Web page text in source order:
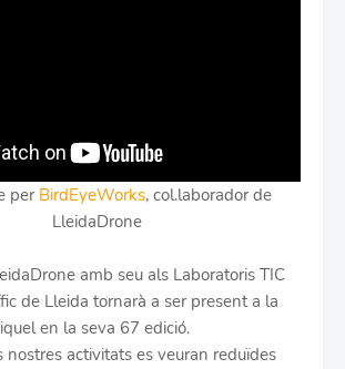
per BirdEyeWorks, col.laborador de
LleidaDrone
amb seu als Laboratoris TIC
de Lleida tornarà a ser present a la
en la seva 67 edició.
activitats es veuran reduïdes